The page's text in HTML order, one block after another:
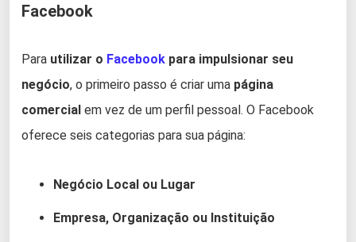
Facebook
Para utilizar o Facebook para impulsionar seu
negócio, o primeiro passo é criar uma página
comercial em vez de um perfil pessoal. O Facebook
oferece seis categorias para sua página:
Negócio Local ou Lugar
Empresa, Organização ou Instituição